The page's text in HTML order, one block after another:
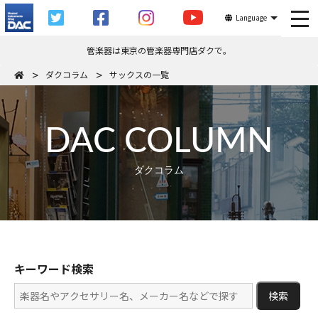
Language
管楽器は東京の管楽器専門店ダクで。
ダクコラム
サックスの一覧
DAC COLUMN
ダクコラム
キーワード検索
検索